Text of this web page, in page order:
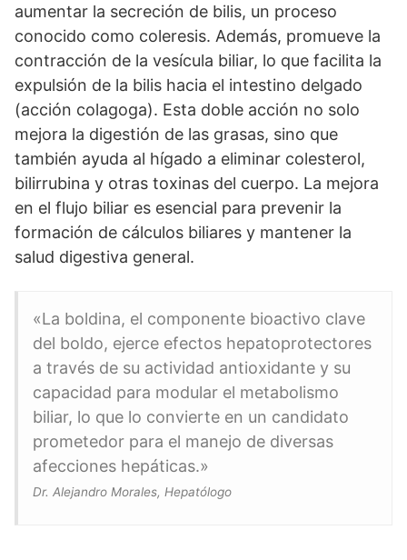
aumentar la secreción de bilis, un proceso
conocido como coleresis. Además, promueve la
contracción de la vesícula biliar, lo que facilita la
expulsión de la bilis hacia el intestino delgado
(acción colagoga). Esta doble acción no solo
mejora la digestión de las grasas, sino que
también ayuda al hígado a eliminar colesterol,
bilirrubina y otras toxinas del cuerpo. La mejora
en el flujo biliar es esencial para prevenir la
formación de cálculos biliares y mantener la
salud digestiva general.
«La boldina, el componente bioactivo clave
del boldo, ejerce efectos hepatoprotectores
a través de su actividad antioxidante y su
capacidad para modular el metabolismo
biliar, lo que lo convierte en un candidato
prometedor para el manejo de diversas
afecciones hepáticas.»
Dr. Alejandro Morales, Hepatólogo